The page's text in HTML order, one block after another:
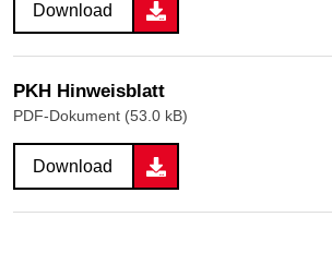
Download
PKH Hinweisblatt
PDF-Dokument (53.0 kB)
Download